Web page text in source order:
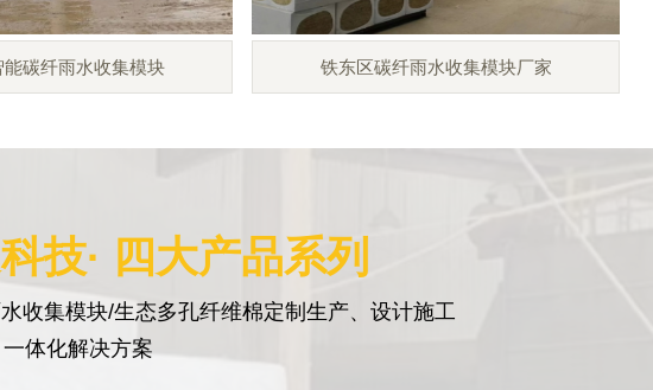
碳纤雨水收集模块 铁东区碳纤雨水收集模块厂家
技· 四大产品系列
收集模块/生态多孔纤维棉定制生产、设计施工
一体化解决方案